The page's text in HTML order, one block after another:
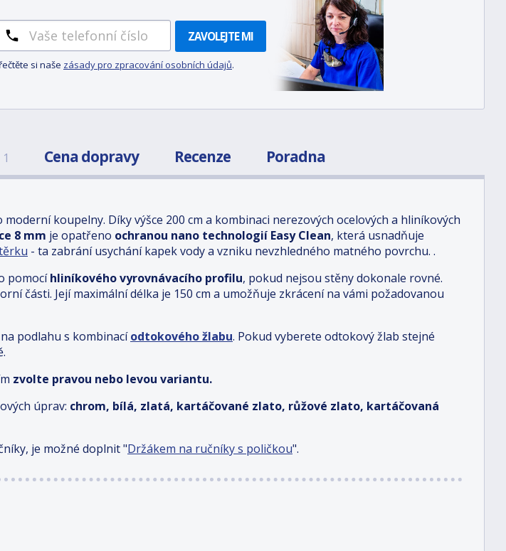
ZAVOLEJTE MI
si naše zásady pro zpracování osobních údajů.
1 Cena dopravy Recenze Poradna
koupelny. Díky výšce 200 cm a kombinaci nerezových ocelových a hliníkových
8 mm je opatřeno ochranou nano technologií Easy Clean, která usnadňuje
- ta zabrání usychání kapek vody a vzniku nevzhledného matného povrchu. .
pomocíhliníkového vyrovnávacího profilu, pokud nejsou stěny dokonale rovné.
části. Její maximální délka je 150 cm a umožňuje zkrácení na vámi požadovanou
podlahu s kombinací odtokového žlabu. Pokud vyberete odtokový žlab stejné
zvolte pravou nebo levou variantu.
úprav: chrom, bílá, zlatá, kartáčované zlato, růžové zlato, kartáčovaná
je možné doplnit "Držákem na ručníky s poličkou".